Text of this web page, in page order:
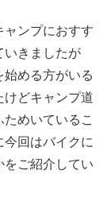
ャンプにおすす
いきましたが
始める方がいる
けどキャンプ道
めいているこ
回はバイクに
をご紹介してい